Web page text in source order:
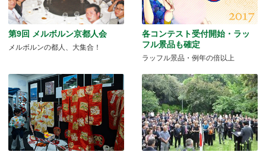
第9回 メルボルン京都人会
メルボルンの都人、大集合！
各コンテスト受付開始・ラッ
フル景品も確定
ラッフル景品・例年の倍以上